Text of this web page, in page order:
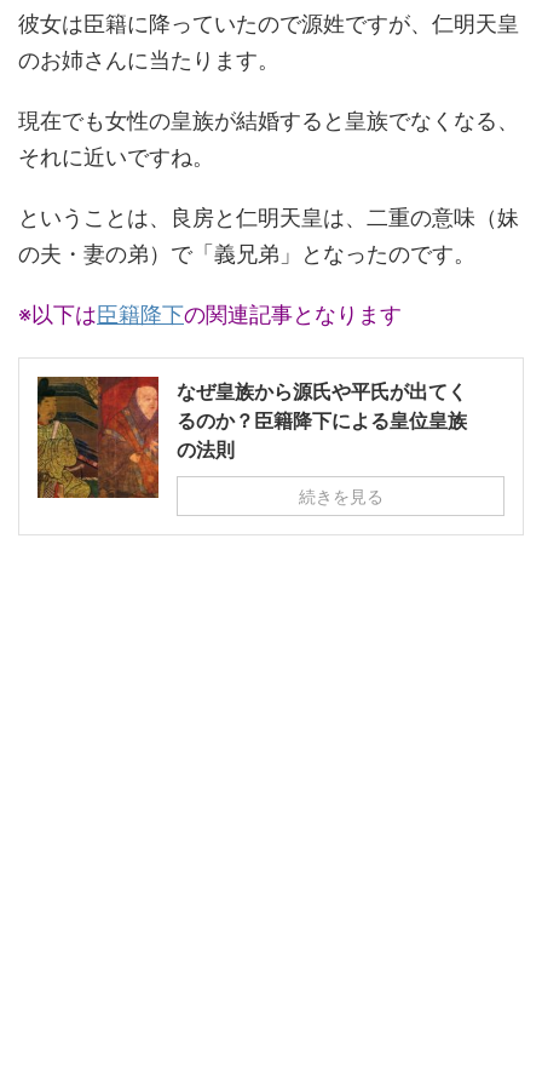
彼女は臣籍に降っていたので源姓ですが、仁明天皇
のお姉さんに当たります。
現在でも女性の皇族が結婚すると皇族でなくなる、
それに近いですね。
ということは、良房と仁明天皇は、二重の意味（妹
の夫・妻の弟）で「義兄弟」となったのです。
※以下は臣籍降下の関連記事となります
なぜ皇族から源氏や平氏が出てく
るのか？臣籍降下による皇位皇族
の法則
続きを見る